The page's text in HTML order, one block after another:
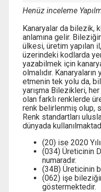
Henüz inceleme
Kanaryalar da bilezik,
anlamına gelir.
ülkesi, üretim yapılan
üzerindeki kodlarda
yazabilmek için
olmalıdır.
etmenin tek yolu da,
yarışma Bilezikleri,
olan farklı renklerde
renk belirlenmiş olup,
Renk standartları
dünyada
(20) ise 2020
(034) Üreticinin
numaradır.
(34B) Üreticinin
(062) işe bileziğin
göstermektedir.